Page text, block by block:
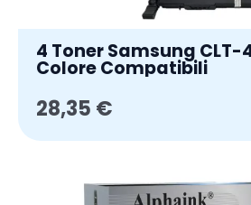
4 Toner Samsung CLT-
Colore Compatibili
28,35 €